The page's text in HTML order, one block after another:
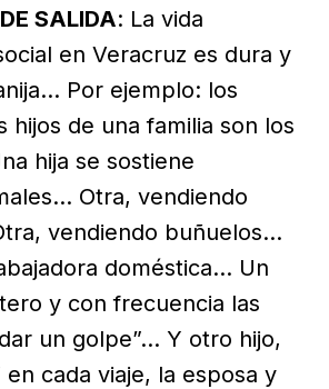
SALIDA: La vida
en Veracruz es dura y
Por ejemplo: los
hijos de una familia son los
hija se sostiene
Otra, vendiendo
vendiendo buñuelos…
doméstica… Un
y con frecuencia las
un golpe”… Y otro hijo,
cada viaje, la esposa y